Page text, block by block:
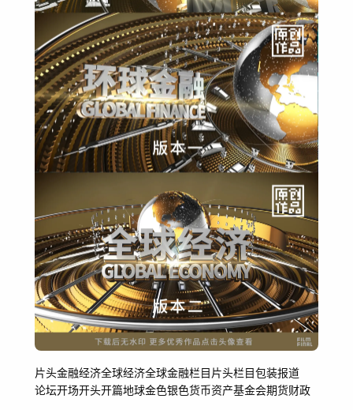
片头金融经济全球经济全球金融栏目片头栏目包装报道
论坛开场开头开篇地球金色银色货币资产基金会期货财政